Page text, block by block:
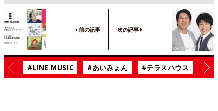
前の記事 次の記事
#LINE MUSIC #あいみょん #テラスハウス #